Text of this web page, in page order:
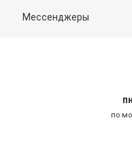
Мессенджеры
по